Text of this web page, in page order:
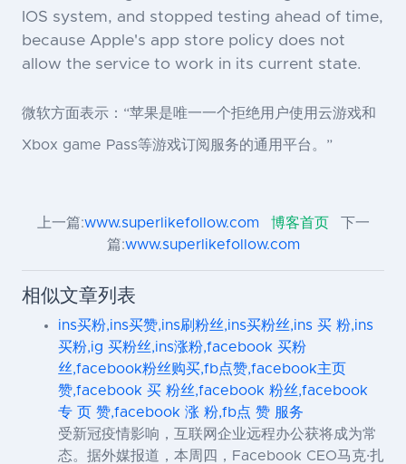
IOS system, and stopped testing ahead of time,
because Apple's app store policy does not
allow the service to work in its current state.
微软方面表示：“苹果是唯一一个拒绝用户使用云游戏和
Xbox game Pass等游戏订阅服务的通用平台。”
上一篇:www.superlikefollow.com 博客首页
下一
篇:www.superlikefollow.com
相似文章列表
ins买粉,ins买赞,ins刷粉丝,ins买粉丝,ins 买 粉,ins
买粉,ig 买粉丝,ins涨粉,facebook 买粉
丝,facebook粉丝购买,fb点赞,facebook主页
赞,facebook 买 粉丝,facebook 粉丝,facebook
专 页 赞,facebook 涨 粉,fb点 赞 服务
受新冠疫情影响，互联网企业远程办公获将成为常
态。据外媒报道，本周四，Facebook CEO马克·扎